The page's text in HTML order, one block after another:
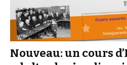
Nouveau: un cours